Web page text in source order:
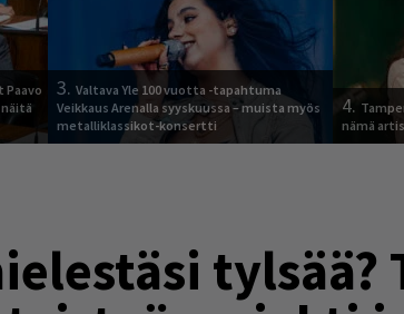
3. Valtava Yle 100 vuotta -tapahtuma
Veikkaus Arenalla syyskuussa – muista myös
metalliklassikot-konsertti
4.
nämä
tylsää?